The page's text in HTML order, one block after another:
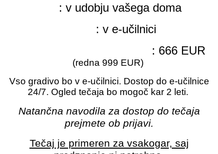
: v udobju vašega doma
: v e-učilnici
: 666 EUR
(redna 999 EUR)
Vso gradivo bo v e-učilnici. Dostop do e-učilnice
24/7. Ogled tečaja bo mogoč kar 2 leti.
Natančna navodila za dostop do tečaja
prejmete ob prijavi.
Tečaj je primeren za vsakogar, saj